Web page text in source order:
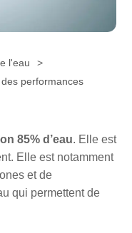
l'eau
performances
85% d’eau. Elle est
Elle est notamment
et de
qui permettent de